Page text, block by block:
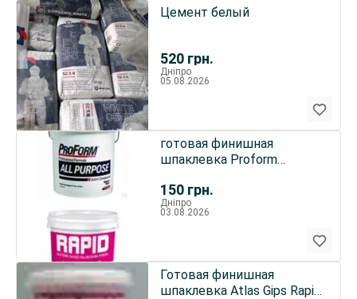
520 грн.
Цемент белый
Дніпро
05.08.2026
150 грн.
готовая финишная
шпаклевка Proform
Rapid
Дніпро
03.08.2026
Готовая финишная
шпаклевка Atlas Gips Rapid